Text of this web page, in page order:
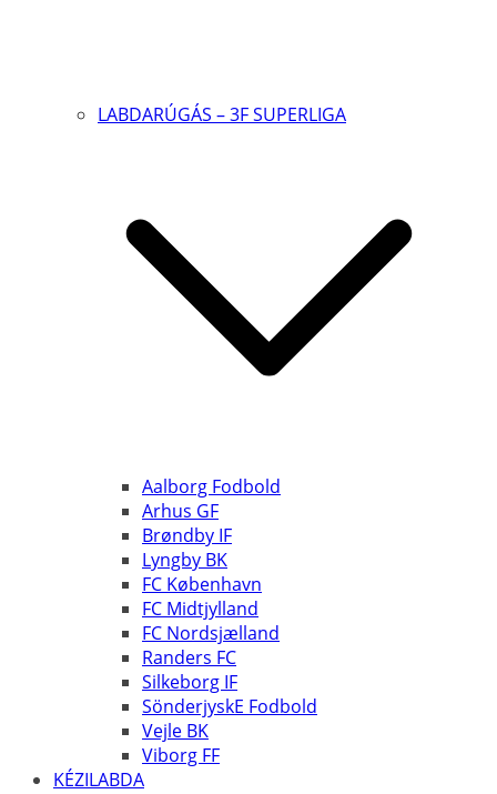
LABDARÚGÁS – 3F SUPERLIGA
Aalborg Fodbold
Arhus GF
Brøndby IF
Lyngby BK
FC København
FC Midtjylland
FC Nordsjælland
Randers FC
Silkeborg IF
SönderjyskE Fodbold
Vejle BK
Viborg FF
KÉZILABDA